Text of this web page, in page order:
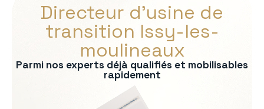
Directeur d’usine de
transition Issy-les-
moulineaux
Parmi nos experts déjà qualifiés et mobilisables
rapidement